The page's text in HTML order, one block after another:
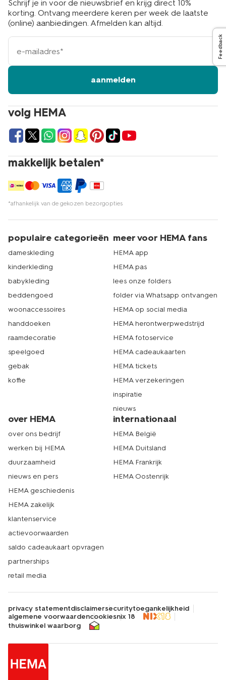
volg HEMA
makkelijk betalen*
*afhankelijk van de gekozen bezorgopties
Schrijf je in voor de nieuwsbrief en krijg direct 10%
korting. Ontvang meerdere keren per week de laatste
(online) aanbiedingen. Afmelden kan altijd.
e-
mailadres
aanmelden
populaire categorieën
dameskleding
kinderkleding
babykleding
beddengoed
woonaccessoires
handdoeken
raamdecoratie
speelgoed
gebak
koffie
meer voor HEMA fans
HEMA app
HEMA pas
lees onze folders
folder via Whatsapp ontvangen
HEMA op social media
HEMA herontwerpwedstrijd
HEMA fotoservice
HEMA cadeaukaarten
HEMA tickets
HEMA verzekeringen
inspiratie
nieuws
over HEMA
over ons bedrijf
werken bij HEMA
duurzaamheid
nieuws en pers
HEMA geschiedenis
HEMA zakelijk
klantenservice
actievoorwaarden
saldo cadeaukaart opvragen
partnerships
retail media
internationaal
HEMA België
HEMA Duitsland
HEMA Frankrijk
HEMA Oostenrijk
privacy statementdisclaimersecuritytoegankelijkheid
algemene voorwaardencookiesnix 18
thuiswinkel waarborg
Feedback